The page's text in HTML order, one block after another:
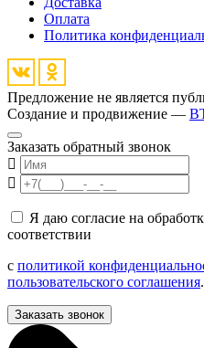
Оплата
Политика
Предложение не является
Создание и продвижение —
Заказать обратный звонок
Я даю согласие на
соответствии
с политикой
пользовательского соглашения.
Заказать звонок